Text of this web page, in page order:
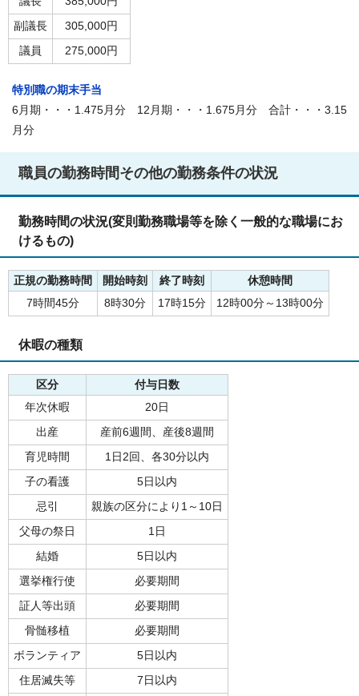
副議長 305,000円
議員 275,000円
特別職の期末手当
6月期・・・1.475月分 12月期・・・1.675月分 合計・・・3.15
月分
職員の勤務時間その他の勤務条件の状況
勤務時間の状況(変則勤務職場等を除く一般的な職場にお
けるもの)
正規の勤務時間 開始時刻 終了時刻
休憩時間
7時間45分
8時30分 17時15分 12時00分～13時00分
休暇の種類
区分
付与日数
年次休暇
20日
出産 産前6週間、産後8週間
育児時間 1日2回、各30分以内
子の看護 5日以内
忌引 親族の区分により1～10日
父母の祭日 1日
結婚 5日以内
選挙権行使 必要期間
証人等出頭 必要期間
骨髄移植 必要期間
ボランティア 5日以内
住居滅失等 7日以内